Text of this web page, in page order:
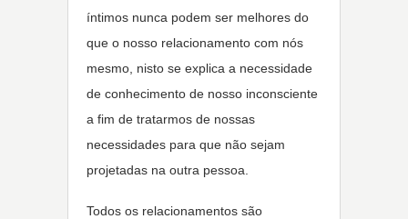
íntimos nunca podem ser melhores do
que o nosso relacionamento com nós
mesmo, nisto se explica a necessidade
de conhecimento de nosso inconsciente
a fim de tratarmos de nossas
necessidades para que não sejam
projetadas na outra pessoa.
Todos os relacionamentos são